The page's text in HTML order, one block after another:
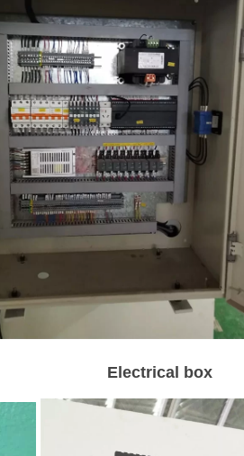
Electrical box